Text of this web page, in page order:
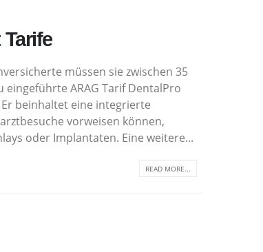
müssen sie zwischen 35
eingeführte ARAG Tarif DentalPro
beinhaltet eine integrierte
vorweisen können,
oder Implantaten. Eine weitere...
READ MORE...